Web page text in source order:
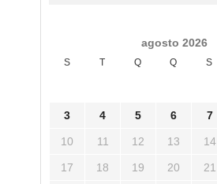
agosto 2026
S T Q Q S
3 4 5 6 7
10 11 12 13 14
17 18 19 20 21